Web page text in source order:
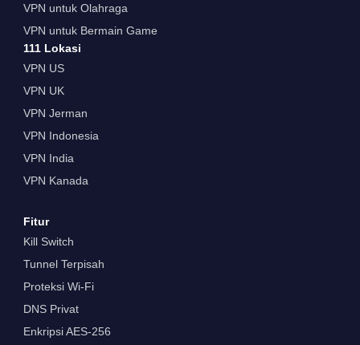
VPN untuk Olahraga
VPN untuk Bermain Game
111 Lokasi
VPN US
VPN UK
VPN Jerman
VPN Indonesia
VPN India
VPN Kanada
Fitur
Kill Switch
Tunnel Terpisah
Proteksi Wi-Fi
DNS Privat
Enkripsi AES-256